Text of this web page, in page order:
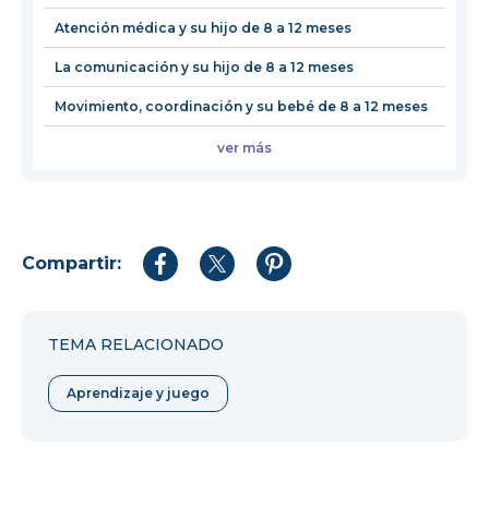
Atención médica y su hijo de 8 a 12 meses
La comunicación y su hijo de 8 a 12 meses
Movimiento, coordinación y su bebé de 8 a 12 meses
ver más
Compartir:
CompartirCompartirCompartir
TEMA RELACIONADO
Aprendizaje y juego